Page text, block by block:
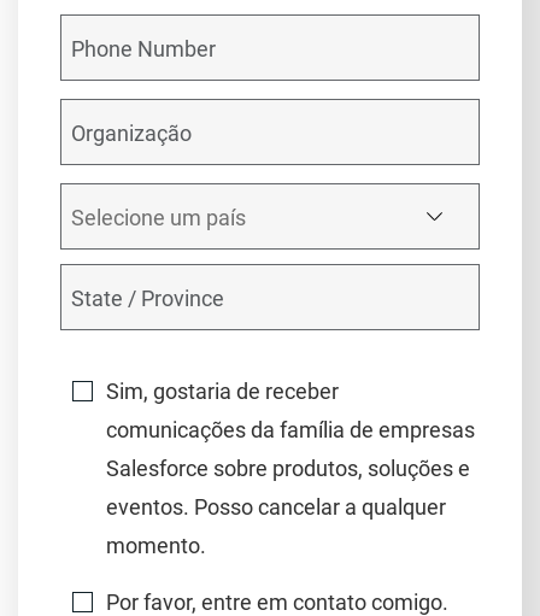
Sim, gostaria de receber
comunicações da família de empresas
Salesforce sobre produtos, soluções e
eventos. Posso cancelar a qualquer
momento.
Por favor, entre em contato comigo.